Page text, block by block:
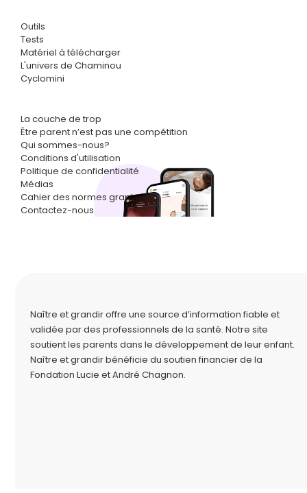
Outils
Tests
Matériel à télécharger
L'univers de Chaminou
Cyclomini
La couche de trop
Être parent n’est pas une compétition
Qui sommes-nous?
Conditions d'utilisation
Politique de confidentialité
Médias
Cahier des normes graphiques
Contactez-nous
Naître et grandir offre une source d’information fiable et
validée par des professionnels de la santé. Notre site
soutient les parents dans le développement de leur enfant.
Naître et grandir bénéficie du soutien financier de la
Fondation Lucie et André Chagnon.